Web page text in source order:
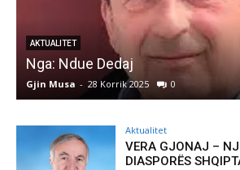
AKTUALITET
Nga: Ndue Dedaj
Gjin Musa - 28 Korrik 2025 0
Aktualitet
VERA GJONAJ –
DIASPORËS